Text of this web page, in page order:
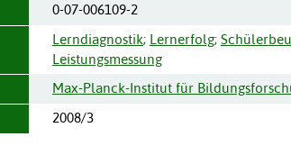
0-07-006109-2
Lerndiagnostik; Lernerfolg;
Leistungsmessung
Max-Planck-Institut für
2008/3